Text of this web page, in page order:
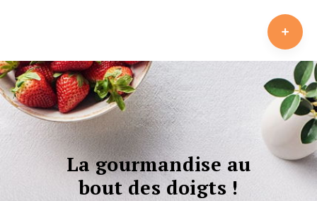
La gourmandise au
bout des doigts !